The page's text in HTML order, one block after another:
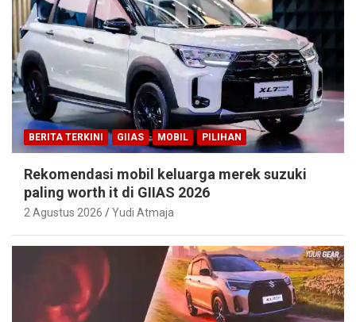
BERITA TERKINI GIIAS MOBIL PILIHAN
Rekomendasi mobil keluarga merek suzuki
paling worth it di GIIAS 2026
2 Agustus 2026 Yudi Atmaja